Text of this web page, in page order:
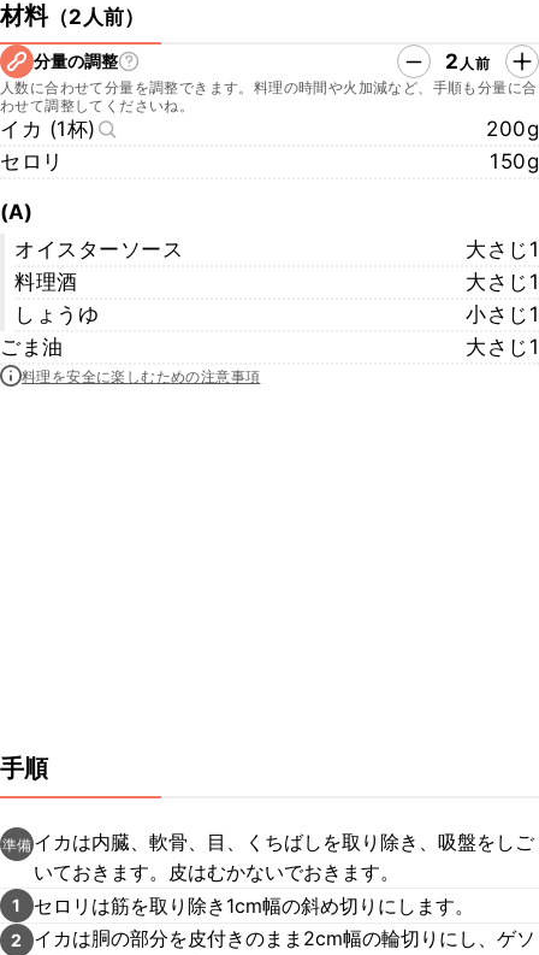
材料（2人前）
分量の調整 2 人前
人数に合わせて分量を調整できます。料理の時間や火加減など、手順も分量に合
わせて調整してくださいね。
イカ (1杯)
200g
セロリ
150g
(A)
オイスターソース
大さじ1
料理酒
大さじ1
しょうゆ
小さじ1
ごま油
大さじ1
料理を安全に楽しむための注意事項
手順
準備 イカは内臓、軟骨、目、くちばしを取り除き、吸盤をしご
いておきます。皮はむかないでおきます。
1 セロリは筋を取り除き1cm幅の斜め切りにします。
2
イカは胴の部分を皮付きのまま2cm幅の輪切りにし、ゲソ